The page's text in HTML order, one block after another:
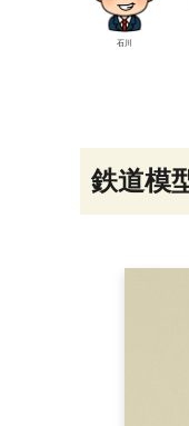
石川
鉄道模